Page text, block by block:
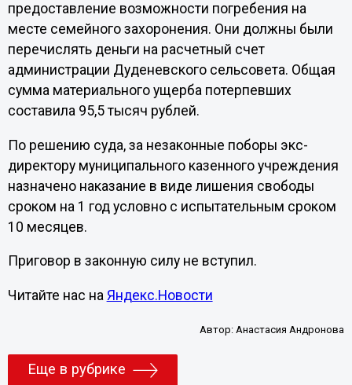
предоставление возможности погребения на
месте семейного захоронения. Они должны были
перечислять деньги на расчетный счет
администрации Дуденевского сельсовета. Общая
сумма материального ущерба потерпевших
составила 95,5 тысяч рублей.
По решению суда, за незаконные поборы экс-
директору муниципального казенного учреждения
назначено наказание в виде лишения свободы
сроком на 1 год условно с испытательным сроком
10 месяцев.
Приговор в законную силу не вступил.
Читайте нас на Яндекс.Новости
Автор: Анастасия Андронова
Еще в рубрике